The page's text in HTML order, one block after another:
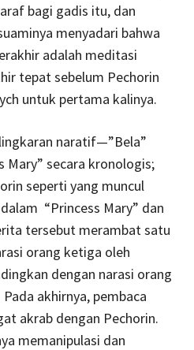
bagi gadis itu, dan
menyadari bahwa
adalah meditasi
tepat sebelum Pechorin
untuk pertama kalinya.
naratif—”Bela”
Mary” secara kronologis;
seperti yang muncul
“Princess Mary” dan
tersebut merambat satu
orang ketiga oleh
dengan narasi orang
akhirnya, pembaca
akrab dengan Pechorin.
memanipulasi dan